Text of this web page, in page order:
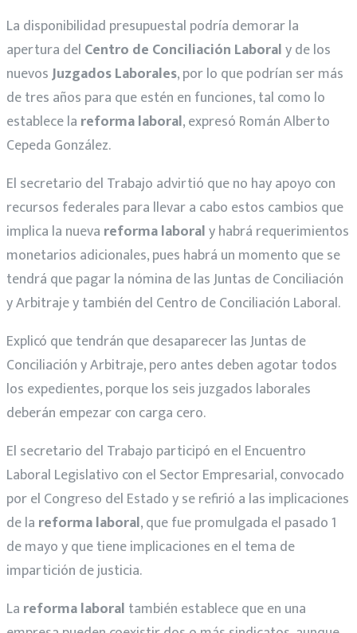
La disponibilidad presupuestal podría demorar la
apertura del Centro de Conciliación Laboraly de los
nuevosJuzgados Laborales, por lo que podrían ser más
de tres años para que estén en funciones, tal como lo
establece la reforma laboral, expresó Román Alberto
Cepeda González.
El secretario del Trabajo advirtió que no hay apoyo con
recursos federales para llevar a cabo estos cambios que
implica la nueva reforma laboraly habrá requerimientos
monetarios adicionales, pues habrá un momento que se
tendrá que pagar la nómina de las Juntas de Conciliación
y Arbitraje y también del Centro de Conciliación Laboral.
Explicó que tendrán que desaparecer las Juntas de
Conciliación y Arbitraje, pero antes deben agotar todos
los expedientes, porque los seis juzgados laborales
deberán empezar con carga cero.
El secretario del Trabajo participó en el Encuentro
Laboral Legislativo con el Sector Empresarial, convocado
por el Congreso del Estado y se refirió a las implicaciones
de la reforma laboral, que fue promulgada el pasado 1
de mayo y que tiene implicaciones en el tema de
impartición de justicia.
La reforma laboral también establece que en una